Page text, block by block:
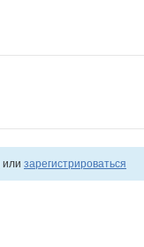
или зарегистрироваться